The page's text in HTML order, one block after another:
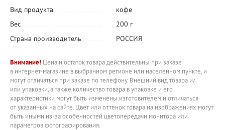
Вид продукта
кофе
Вес
200 г
Страна производитель
РОССИЯ
Внимание! Цена и остаток товара действительны при заказе
в интернет-магазине в выбранном регионе или населенном пункте, и
могут отличаться при заказе по телефону. Внешний вид товара и/
или упаковки, а также количество товара в упаковке и его
характеристики могут быть изменены изготовителем и отличаться
от указанных на сайте. Цвет или оттенок товара на изображениях могут
быть иными из-за особенностей цветопередачи монитора или
параметров фотографирования.